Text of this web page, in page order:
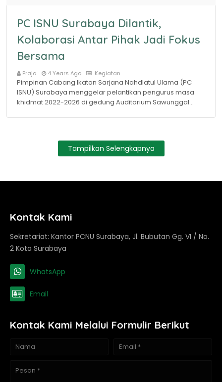
PC ISNU Surabaya Dilantik,
Kolaborasi Antar Pihak Jadi Fokus
Bersama
Praja 4 Years Ago Kegiatan
Pimpinan Cabang Ikatan Sarjana Nahdlatul Ulama (PC
ISNU) Surabaya menggelar pelantikan pengurus masa
khidmat 2022-2026 di gedung Auditorium Sawunggal…
Tampilkan Selengkapnya
Kontak Kami
Sekretariat: Kantor PCNU Surabaya, Jl. Bubutan Gg. VI / No.
2 Kota Surabaya
WhatsApp
Email
Kontak Kami Melalui Formulir Berikut